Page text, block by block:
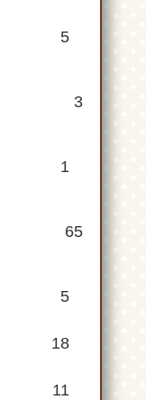
5
3
1
65
5
18
11